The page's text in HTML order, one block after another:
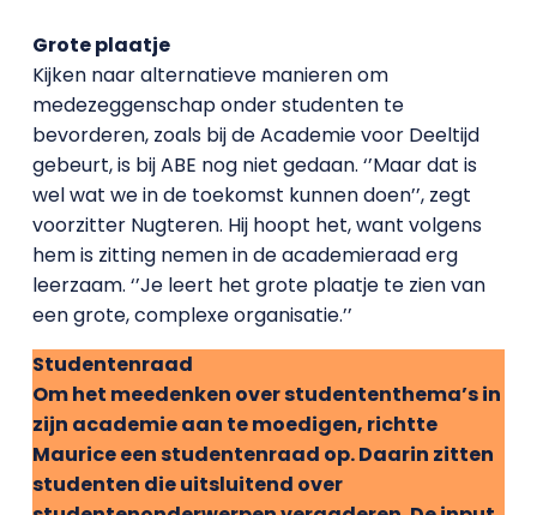
Grote plaatje
Kijken naar alternatieve manieren om
medezeggenschap onder studenten te
bevorderen, zoals bij de Academie voor Deeltijd
gebeurt, is bij ABE nog niet gedaan. ‘’Maar dat is
wel wat we in de toekomst kunnen doen’’, zegt
voorzitter Nugteren. Hij hoopt het, want volgens
hem is zitting nemen in de academieraad erg
leerzaam. ‘’Je leert het grote plaatje te zien van
een grote, complexe organisatie.’’
Studentenraad
Om het meedenken over studententhema’s in
zijn academie aan te moedigen, richtte
Maurice een studentenraad op. Daarin zitten
studenten die uitsluitend over